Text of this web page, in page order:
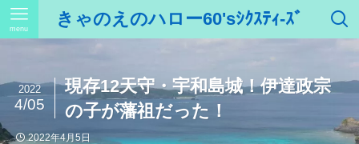
きゃのえのハロー60'sｼｸｽﾃｨ-ｽﾞ
menu
現存12天守・宇和島城！伊達政宗
の子が藩祖だった！
2022
4/05
2022年4月5日